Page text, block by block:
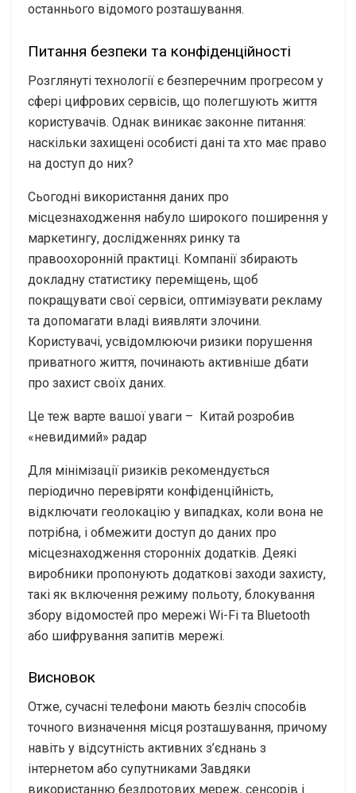
останнього відомого розташування.
Питання безпеки та конфіденційності
Розглянуті технології є безперечним прогресом у
сфері цифрових сервісів, що полегшують життя
користувачів. Однак виникає законне питання:
наскільки захищені особисті дані та хто має право
на доступ до них?
Сьогодні використання даних про
місцезнаходження набуло широкого поширення у
маркетингу, дослідженнях ринку та
правоохоронній практиці. Компанії збирають
докладну статистику переміщень, щоб
покращувати свої сервіси, оптимізувати рекламу
та допомагати владі виявляти злочини.
Користувачі, усвідомлюючи ризики порушення
приватного життя, починають активніше дбати
про захист своїх даних.
Це теж варте вашої уваги – Китай розробив
«невидимий» радар
Для мінімізації ризиків рекомендується
періодично перевіряти конфіденційність,
відключати геолокацію у випадках, коли вона не
потрібна, і обмежити доступ до даних про
місцезнаходження сторонніх додатків. Деякі
виробники пропонують додаткові заходи захисту,
такі як включення режиму польоту, блокування
збору відомостей про мережі Wi-Fi та Bluetooth
або шифрування запитів мережі.
Висновок
Отже, сучасні телефони мають безліч способів
точного визначення місця розташування, причому
навіть у відсутність активних з’єднань з
інтернетом або супутниками Завдяки
використанню бездротових мереж, сенсорів і